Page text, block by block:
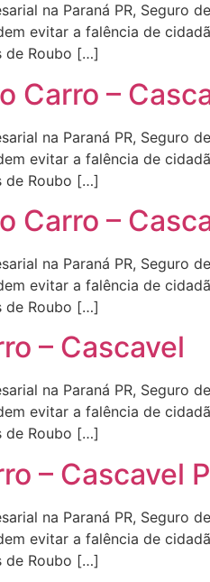
na Paraná PR, Seguro
evitar a falência de
de Roubo […]
Carro –
na Paraná PR, Seguro
evitar a falência de
de Roubo […]
Carro –
na Paraná PR, Seguro
evitar a falência de
de Roubo […]
– Cascavel
na Paraná PR, Seguro
evitar a falência de
de Roubo […]
– Cascavel
na Paraná PR, Seguro
evitar a falência de
de Roubo […]